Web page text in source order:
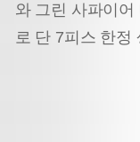
와 그린 사파이
로 단 7피스 한정